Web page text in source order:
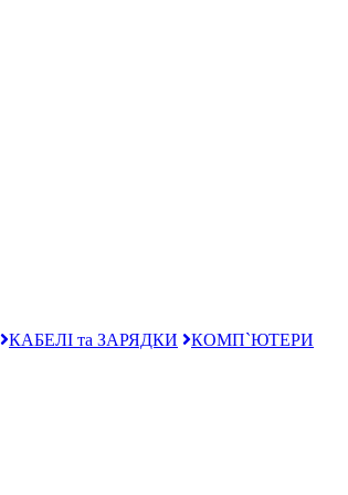
КАБЕЛІ та ЗАРЯДКИ
КОМП`ЮТЕРИ